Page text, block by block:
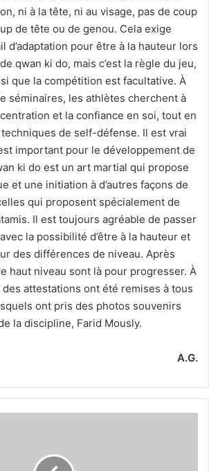
ni à la tête, ni au visage, pas de coup
de tête ou de genou. Cela exige
d’adaptation pour être à la hauteur lors
qwan ki do, mais c’est la règle du jeu,
que la compétition est facultative. À
séminaires, les athlètes cherchent à
et la confiance en soi, tout en
de self-défense. Il est vrai
important pour le développement de
ki do est un art martial qui propose
et une initiation à d’autres façons de
qui proposent spécialement de
Il est toujours agréable de passer
la possibilité d’être à la hauteur et
des différences de niveau. Après
haut niveau sont là pour progresser. À
attestations ont été remises à tous
ont pris des photos souvenirs
la discipline, Farid Mously.
A.G.